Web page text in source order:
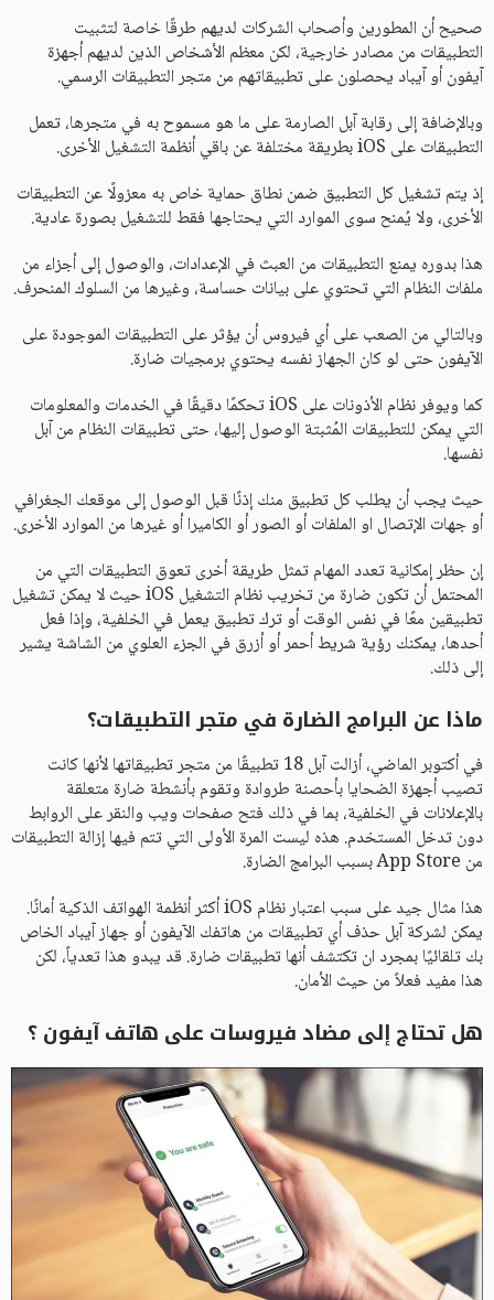
صحيح أن المطورين وأصحاب الشركات لديهم طرقًا خاصة لتثبيت
التطبيقات من مصادر خارجية، لكن معظم الأشخاص الذين لديهم أجهزة
آيفون أو آيباد يحصلون على تطبيقاتهم من متجر التطبيقات الرسمي.
وبالإضافة إلى رقابة آبل الصارمة على ما هو مسموح به في متجرها، تعمل
التطبيقات على iOS بطريقة مختلفة عن باقي أنظمة التشغيل الأخرى.
إذ يتم تشغيل كل التطبيق ضمن نطاق حماية خاص به معزولًا عن التطبيقات
الأخرى، ولا يُمنح سوى الموارد التي يحتاجها فقط للتشغيل بصورة عادية.
هذا بدوره يمنع التطبيقات من العبث في الإعدادات، والوصول إلى أجزاء من
ملفات النظام التي تحتوي على بيانات حساسة، وغيرها من السلوك المنحرف.
وبالتالي من الصعب على أي فيروس أن يؤثر على التطبيقات الموجودة على
الآيفون حتى لو كان الجهاز نفسه يحتوي برمجيات ضارة.
كما ويوفر نظام الأذونات على iOS تحكمًا دقيقًا في الخدمات والمعلومات
التي يمكن للتطبيقات المُثبتة الوصول إليها، حتى تطبيقات النظام من آبل
نفسها.
حيث يجب أن يطلب كل تطبيق منك إذنًا قبل الوصول إلى موقعك الجغرافي
أو جهات الإتصال او الملفات أو الصور أو الكاميرا أو غيرها من الموارد الأخرى.
إن حظر إمكانية تعدد المهام تمثل طريقة أخرى تعوق التطبيقات التي من
المحتمل أن تكون ضارة من تخريب نظام التشغيل iOS حيث لا يمكن تشغيل
تطبيقين معًا في نفس الوقت أو ترك تطبيق يعمل في الخلفية، وإذا فعل
أحدها، يمكنك رؤية شريط أحمر أو أزرق في الجزء العلوي من الشاشة يشير
إلى ذلك.
ماذا عن البرامج الضارة في متجر التطبيقات؟
في أكتوبر الماضي، أزالت آبل 18 تطبيقًا من متجر تطبيقاتها لأنها كانت
تصيب أجهزة الضحايا بأحصنة طروادة وتقوم بأنشطة ضارة متعلقة
بالإعلانات في الخلفية، بما في ذلك فتح صفحات ويب والنقر على الروابط
دون تدخل المستخدم. هذه ليست المرة الأولى التي تتم فيها إزالة التطبيقات
من App Store بسبب البرامج الضارة.
هذا مثال جيد على سبب اعتبار نظام iOS أكثر أنظمة الهواتف الذكية أمانًا.
يمكن لشركة آبل حذف أي تطبيقات من هاتفك الآيفون أو جهاز آيباد الخاص
بك تلقائيًا بمجرد ان تكتشف أنها تطبيقات ضارة. قد يبدو هذا تعدياً، لكن
هذا مفيد فعلاً من حيث الأمان.
هل تحتاج إلى مضاد فيروسات على هاتف آيفون ؟